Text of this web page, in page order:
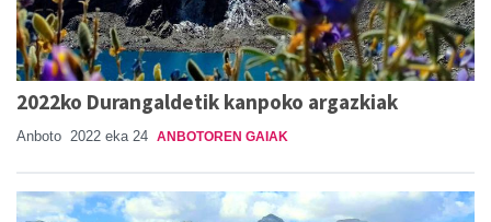
2022ko Durangaldetik kanpoko argazkiak
Anboto 2022 eka 24 ANBOTOREN GAIAK